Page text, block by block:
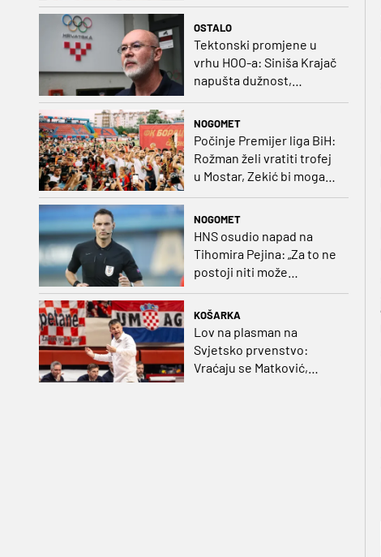
OSTALO
Tektonski promjene u
vrhu HOO-a: Siniša Krajač
napušta dužnost,
NOGOMET
Počinje Premijer liga BiH:
Rožman želi vratiti trofej
u Mostar, Zekić bi mogao
biti iznenađenje
NOGOMET
HNS osudio napad na
Tihomira Pejina: „Za to ne
postoji niti može
KOŠARKA
Lov na plasman na
Svjetsko prvenstvo:
Vraćaju se Matković,